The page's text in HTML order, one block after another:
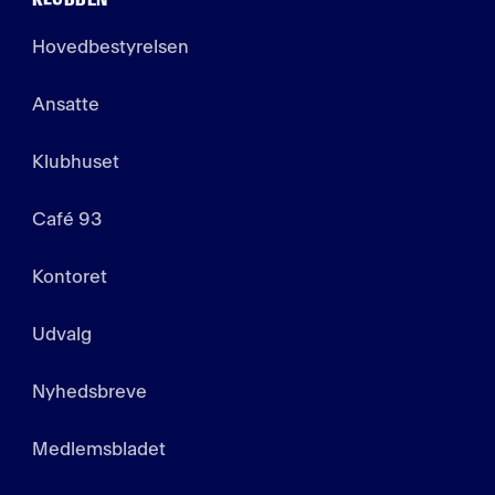
Hovedbestyrelsen
Ansatte
Klubhuset
Café 93
Kontoret
Udvalg
Nyhedsbreve
Medlemsbladet